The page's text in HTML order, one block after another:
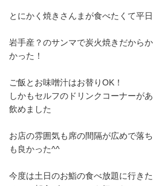
とにかく焼きさんまが食べたくて平
岩手産？のサンマで炭火焼きだから
かった！
ご飯とお味噌汁はお替りOK！
しかもセルフのドリンクコーナーが
飲めました
お店の雰囲気も席の間隔が広めで落
も良かった^^
今度は土日のお鮨の食べ放題に行き